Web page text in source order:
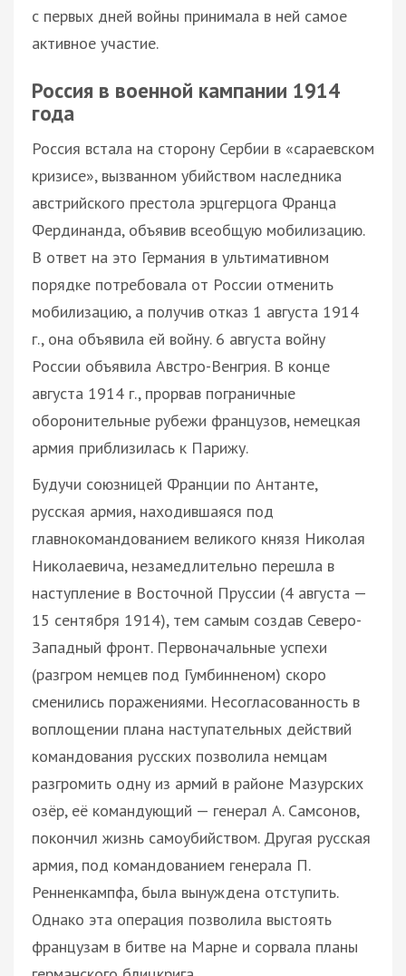
с первых дней войны принимала в ней самое
активное участие.
Россия в военной кампании 1914
года
Россия встала на сторону Сербии в «сараевском
кризисе», вызванном убийством наследника
австрийского престола эрцгерцога Франца
Фердинанда, объявив всеобщую мобилизацию.
В ответ на это Германия в ультимативном
порядке потребовала от России отменить
мобилизацию, а получив отказ 1 августа 1914
г., она объявила ей войну. 6 августа войну
России объявила Австро-Венгрия. В конце
августа 1914 г., прорвав пограничные
оборонительные рубежи французов, немецкая
армия приблизилась к Парижу.
Будучи союзницей Франции по Антанте,
русская армия, находившаяся под
главнокомандованием великого князя Николая
Николаевича, незамедлительно перешла в
наступление в Восточной Пруссии (4 августа —
15 сентября 1914), тем самым создав Северо-
Западный фронт. Первоначальные успехи
(разгром немцев под Гумбинненом) скоро
сменились поражениями. Несогласованность в
воплощении плана наступательных действий
командования русских позволила немцам
разгромить одну из армий в районе Мазурских
озёр, её командующий — генерал А. Самсонов,
покончил жизнь самоубийством. Другая русская
армия, под командованием генерала П.
Ренненкампфа, была вынуждена отступить.
Однако эта операция позволила выстоять
французам в битве на Марне и сорвала планы